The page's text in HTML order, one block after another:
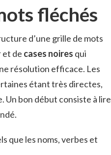
fléchés
d’une grille de mots
et de cases noires qui
résolution efficace. Les
étant très directes,
Un bon début consiste à lire
que les noms, verbes et